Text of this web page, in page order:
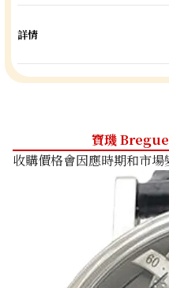
詳情
寶璣
收購價格會因應時期和市場